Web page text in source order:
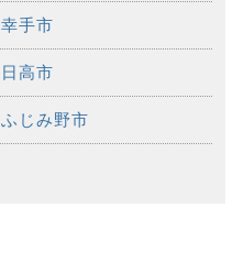
幸手市
日高市
ふじみ野市